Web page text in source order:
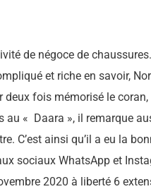
de négoce de
et riche en savoir,
deux fois mémorisé le
au « Daara », il remarque
C’est ainsi qu’il a eu la
sociaux WhatsApp et
2020 à liberté 6